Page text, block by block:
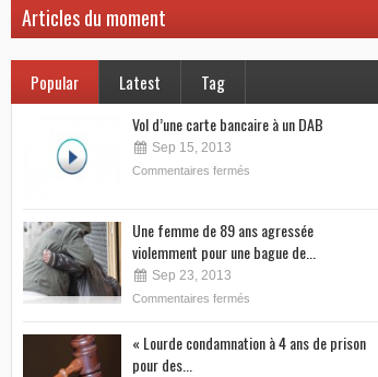
Articles du moment
Popular Latest Tag
Vol d’une carte bancaire à un DAB
Sep 15, 2013
Commentaires fermés
Une femme de 89 ans agressée
violemment pour une bague de...
Sep 23, 2013
Commentaires fermés
« Lourde condamnation à 4 ans de prison
pour des...